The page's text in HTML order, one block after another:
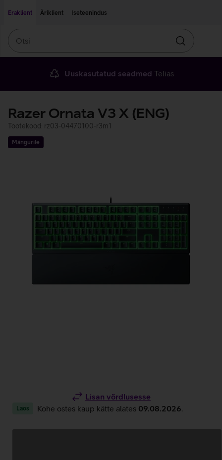
Eraklient
Äriklient Iseteenindus
Otsin
Uuskasutatud seadmed Telias
Razer Ornata V3 X (ENG)
Tootekood: rz03-04470100-r3m1
Mängurile
Lisan võrdlusesse
Laos Kohe ostes kaup kätte alates 09.08.2026